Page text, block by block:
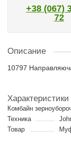
+38 (067)
72
Описание
10797
Характеристики
Комбайн
Техника
Товар